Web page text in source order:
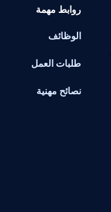
روابط مهمة
الوظائف
طلبات العمل
نصائح مهنية